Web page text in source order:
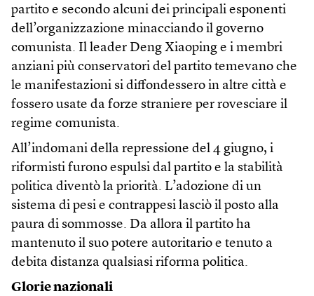
partito e secondo alcuni dei principali esponenti
dell’organizzazione minacciando il governo
comunista. Il leader Deng Xiaoping e i membri
anziani più conservatori del partito temevano che
le manifestazioni si diffondessero in altre città e
fossero usate da forze straniere per rovesciare il
regime comunista.
All’indomani della repressione del 4 giugno, i
riformisti furono espulsi dal partito e la stabilità
politica diventò la priorità. L’adozione di un
sistema di pesi e contrappesi lasciò il posto alla
paura di sommosse. Da allora il partito ha
mantenuto il suo potere autoritario e tenuto a
debita distanza qualsiasi riforma politica.
Glorie nazionali